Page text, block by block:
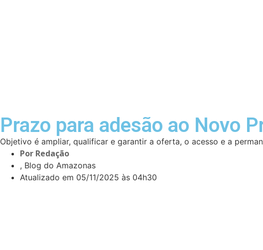
Prazo para adesão ao Novo
Objetivo é ampliar, qualificar e garantir a oferta, o acesso e a
Por Redação
, Blog do Amazonas
Atualizado em 05/11/2025 às 04h30